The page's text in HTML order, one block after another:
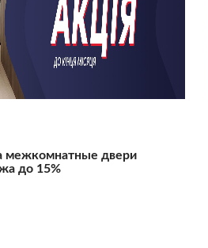
межкомнатные двери
до 15%